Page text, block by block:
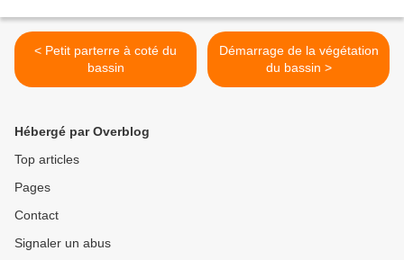
< Petit parterre à coté du
bassin
Démarrage de la végétation
du bassin >
Hébergé par Overblog
Top articles
Pages
Contact
Signaler un abus